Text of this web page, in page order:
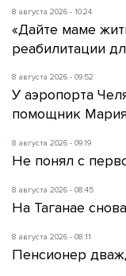
8 августа 2026 - 10:24
«Дайте маме
реабилитации
8 августа 2026 - 09:52
У аэропорта
помощник
8 августа 2026 - 09:19
Не понял с
8 августа 2026 - 08:45
На Таганае
8 августа 2026 - 08:11
Пенсионер